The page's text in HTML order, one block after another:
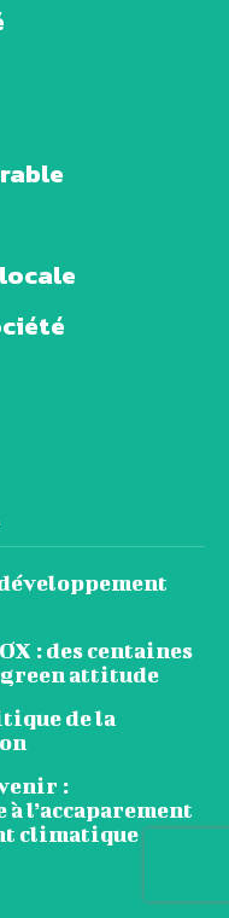
: des centaines
green attitude
de la
:
l’accaparement
climatique